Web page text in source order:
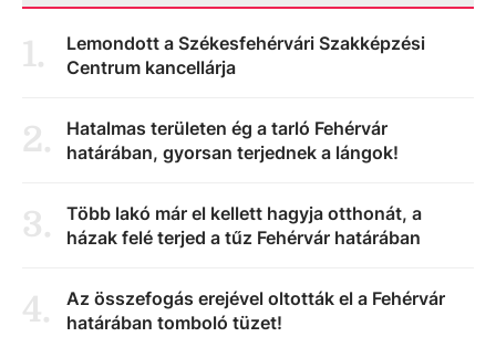
1.
Lemondott a Székesfehérvári Szakképzési
Centrum kancellárja
2.
Hatalmas területen ég a tarló Fehérvár
határában, gyorsan terjednek a lángok!
3.
Több lakó már el kellett hagyja otthonát, a
házak felé terjed a tűz Fehérvár határában
4.
Az összefogás erejével oltották el a Fehérvár
határában tomboló tüzet!